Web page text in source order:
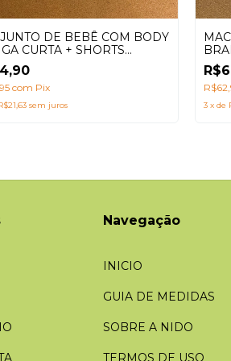
DE BEBÊ COM BODY
CURTA + SHORTS
ESTAMPA PASSARINHO
com Pix
sem juros 3 x de
Navegação
INICIO
GUIA DE MEDIDAS
SOBRE A NIDO
TERMOS DE USO